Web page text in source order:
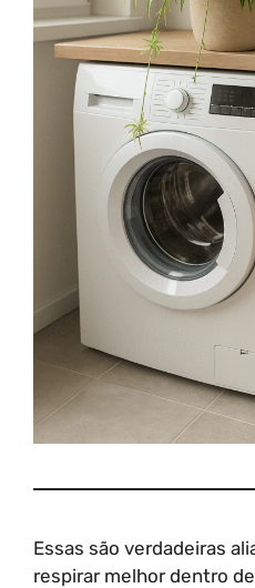
Essas são verdadeiras
respirar melhor dentro